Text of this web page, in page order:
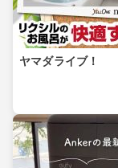
ヤマダライブ！